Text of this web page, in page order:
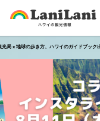
光局 x 地球の歩き方、ハワイのガイドブッ